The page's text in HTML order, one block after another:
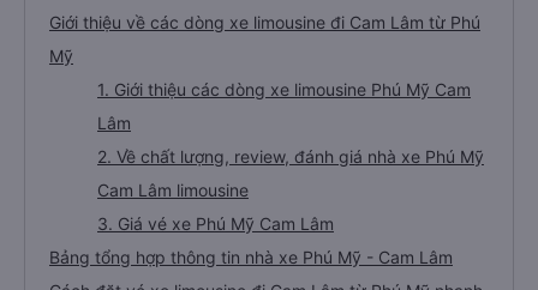
Giới thiệu về các dòng xe limousine đi Cam Lâm từ Phú
Mỹ
1. Giới thiệu các dòng xe limousine Phú Mỹ Cam
Lâm
2. Về chất lượng, review, đánh giá nhà xe Phú Mỹ
Cam Lâm limousine
3. Giá vé xe Phú Mỹ Cam Lâm
Bảng tổng hợp thông tin nhà xe Phú Mỹ - Cam Lâm